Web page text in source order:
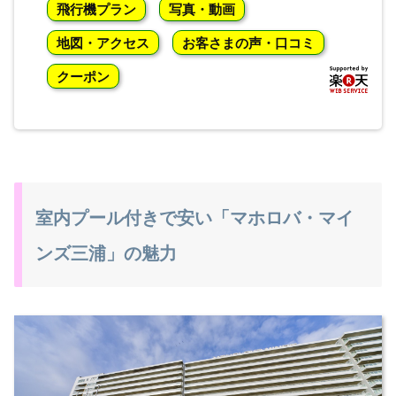
飛行機プラン 写真・動画
地図・アクセス お客さまの声・口コミ
クーポン
室内プール付きで安い「マホロバ・マイ
ンズ三浦」の魅力